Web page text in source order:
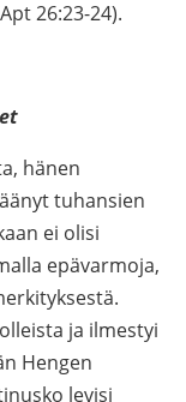
26:23-24).
hänen
tuhansien
ei olisi
epävarmoja,
ja ilmestyi
Hengen
levisi